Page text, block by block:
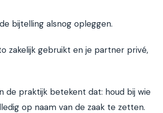
bijtelling alsnog opleggen.
zakelijk gebruikt en je partner privé,
de praktijk betekent dat: houd bij wie
op naam van de zaak te zetten.